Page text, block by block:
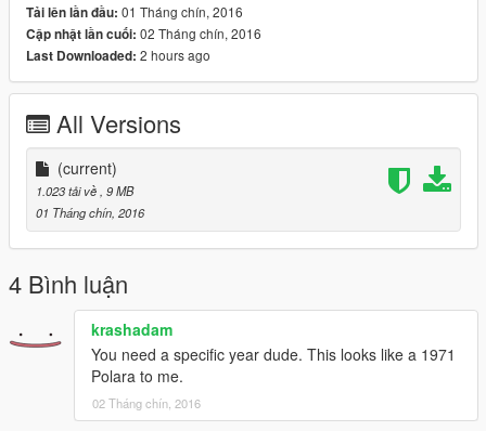
Tải lên lần đầu: 01 Tháng chín, 2016
Cập nhật lần cuối: 02 Tháng chín, 2016
Last Downloaded: 2 hours ago
All Versions
(current)
1.023 tải về , 9 MB
01 Tháng chín, 2016
4 Bình luận
krashadam
You need a specific year dude. This looks like a 1971
Polara to me.
02 Tháng chín, 2016